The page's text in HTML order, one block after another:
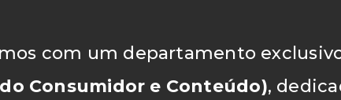
com um departamento
Consumidor e Conteúdo),